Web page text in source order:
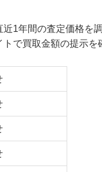
1年間の査定価格を
で買取金額の提示を